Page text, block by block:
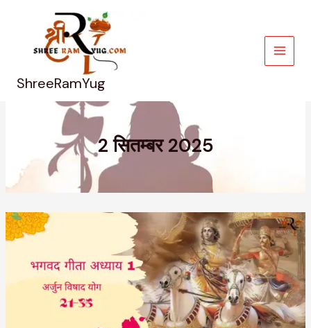
ShreeRamYug
2 सितम्बर 2025
भगवद
गीता
–